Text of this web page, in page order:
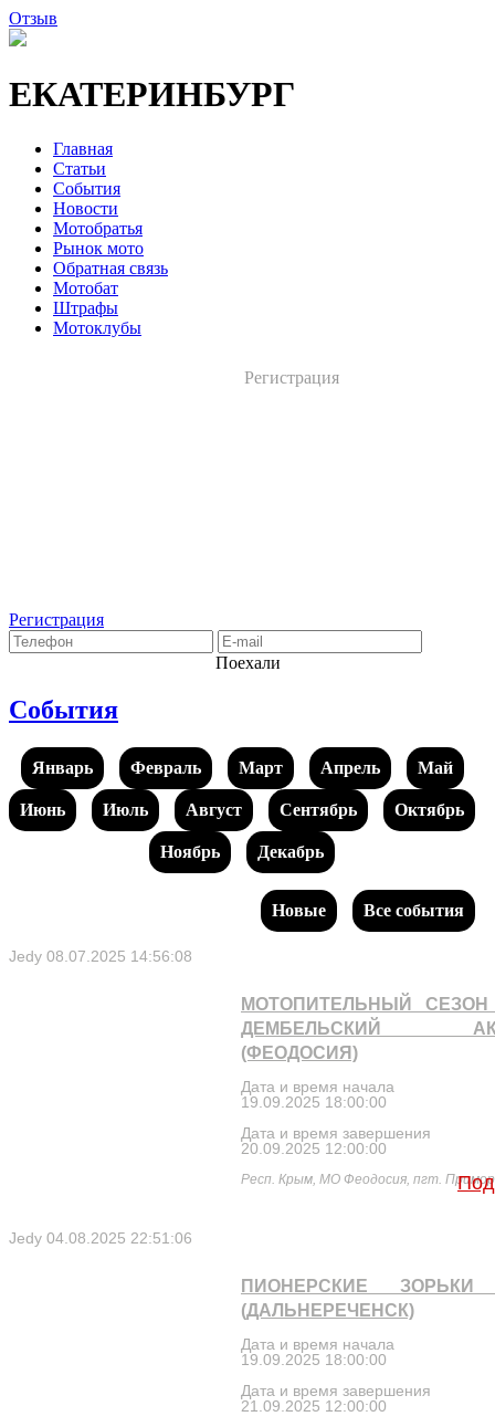
Отзыв
ЕКАТЕРИНБУРГ
Главная
Статьи
События
Новости
Мотобратья
Рынок мото
Обратная связь
Мотобат
Штрафы
Мотоклубы
Регистрация
Регистрация
Поехали
События
Январь Февраль Март Апрель Май
Июнь Июль Август Сентябрь Октябрь
Ноябрь Декабрь
Новые Все события
Jedy 08.07.2025 14:56:08
МОТОПИТЕЛЬНЫЙ СЕЗОН
ДЕМБЕЛЬСКИЙ
(ФЕОДОСИЯ)
Дата и время начала
19.09.2025 18:00:00
Дата и время завершения
20.09.2025 12:00:00
Респ. Крым, МО Феодосия, пгт.
Jedy 04.08.2025 22:51:06
ПИОНЕРСКИЕ ЗОРЬКИ
(ДАЛЬНЕРЕЧЕНСК)
Дата и время начала
19.09.2025 18:00:00
Дата и время завершения
21.09.2025 12:00:00